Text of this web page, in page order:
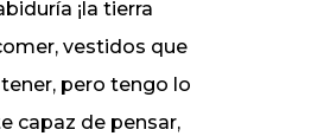
¡la tierra
vestidos que
pero tengo lo
capaz de pensar,